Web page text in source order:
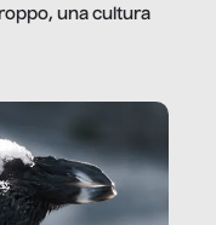
una cultura